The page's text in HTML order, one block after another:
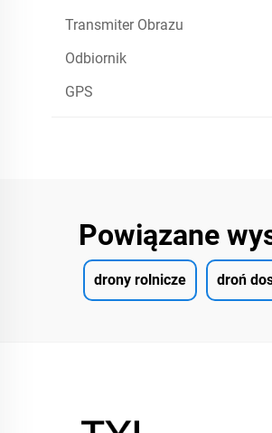
Transmiter Obrazu
Odbiornik
GPS
Powiązane
drony rolnicze droń